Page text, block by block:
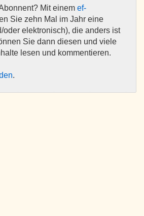
Mit einem ef-
Sie zehn Mal im Jahr eine
oder elektronisch), die anders ist
Sie dann diesen und viele
lesen und kommentieren.
.